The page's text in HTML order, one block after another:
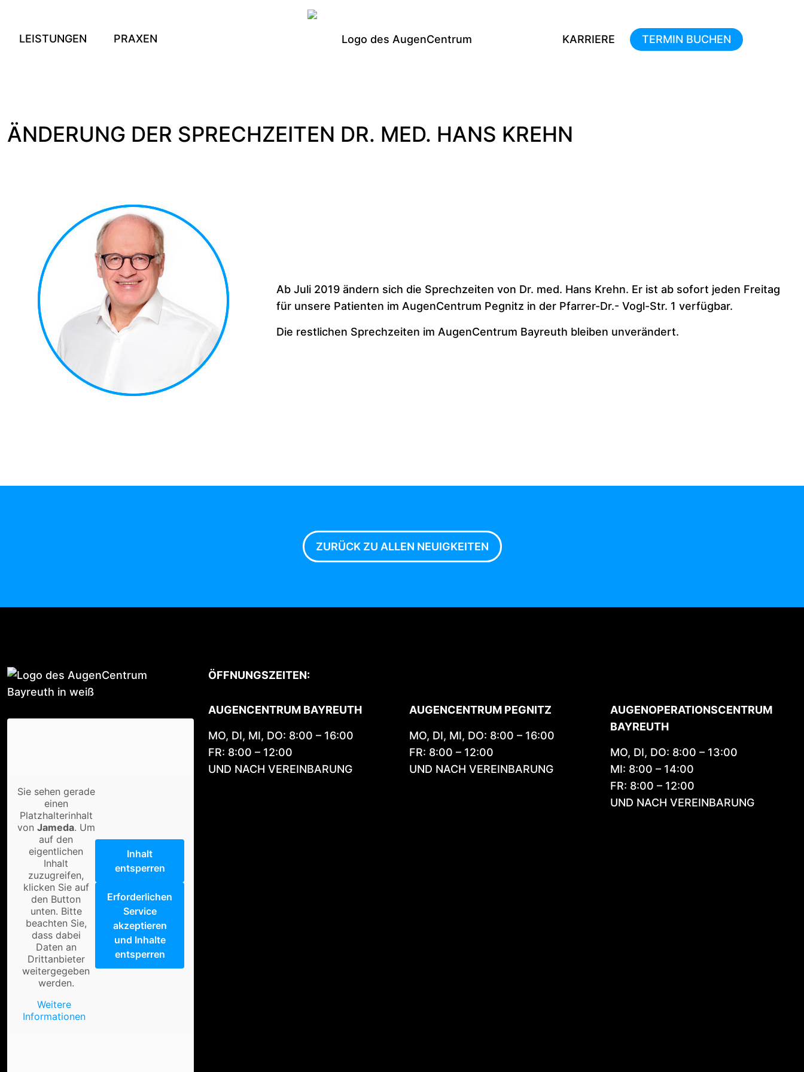
LEISTUNGEN PRAXEN KARRIERE TERMIN BUCHEN
ÄNDERUNG DER SPRECHZEITEN DR. MED. HANS KREHN
Ab Juli 2019 ändern sich die Sprechzeiten von Dr. med. Hans Krehn. Er ist ab sofort jeden Freitag
für unsere Patienten im AugenCentrum Pegnitz in der Pfarrer-Dr.- Vogl-Str. 1 verfügbar.
Die restlichen Sprechzeiten im AugenCentrum Bayreuth bleiben unverändert.
ZURÜCK ZU ALLEN NEUIGKEITEN
Sie sehen gerade
einen
Platzhalterinhalt
von Jameda. Um
auf den
eigentlichen
Inhalt
zuzugreifen,
klicken Sie auf
den Button
unten. Bitte
beachten Sie,
dass dabei
Daten an
Drittanbieter
weitergegeben
werden.
Weitere
Informationen
Inhalt
entsperren
Erforderlichen
Service
akzeptieren
und Inhalte
entsperren
ÖFFNUNGSZEITEN:
AUGENCENTRUM BAYREUTH
MO, DI, MI, DO: 8:00 – 16:00
FR: 8:00 – 12:00
UND NACH VEREINBARUNG
AUGENCENTRUM PEGNITZ
MO, DI, MI, DO: 8:00 – 16:00
FR: 8:00 – 12:00
UND NACH VEREINBARUNG
AUGENOPERATIONS­CENTRUM
BAYREUTH
MO, DI, DO: 8:00 – 13:00
MI: 8:00 – 14:00
FR: 8:00 – 12:00
UND NACH VEREINBARUNG